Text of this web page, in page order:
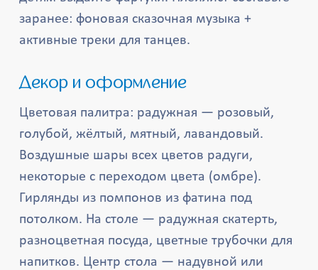
заранее: фоновая сказочная музыка +
активные треки для танцев.
Декор и оформление
Цветовая палитра: радужная — розовый,
голубой, жёлтый, мятный, лавандовый.
Воздушные шары всех цветов радуги,
некоторые с переходом цвета (омбре).
Гирлянды из помпонов из фатина под
потолком. На столе — радужная скатерть,
разноцветная посуда, цветные трубочки для
напитков. Центр стола — надувной или